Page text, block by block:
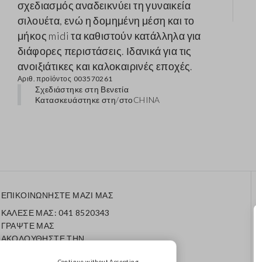
σχεδιασμός αναδεικνύει τη γυναικεία
σιλουέτα, ενώ η δομημένη μέση και το
μήκος midi τα καθιστούν κατάλληλα για
διάφορες περιστάσεις. Ιδανικά για τις
ανοιξιάτικες και καλοκαιρινές εποχές.
Αριθ. προϊόντος 003570261
Σχεδιάστηκε στη Βενετία
Κατασκευάστηκε στη/στοCHINA
ΕΠΙΚΟΙΝΩΝΗΣΤΕ ΜΑΖΙ ΜΑΣ
ΚΑΛΕΣΕ ΜΑΣ: 041 8520343
ΓΡΑΨΤΕ ΜΑΣ
ΑΚΟΛΟΥΘΗΣΤΕ ΤΗΝ